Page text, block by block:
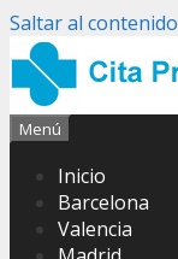
Saltar al contenido
Menú
Inicio
Barcelona
Valencia